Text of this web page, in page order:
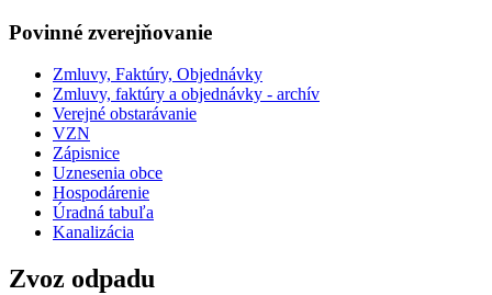
Povinné zverejňovanie
Zmluvy, Faktúry, Objednávky
Zmluvy, faktúry a objednávky - archív
Verejné obstarávanie
VZN
Zápisnice
Uznesenia obce
Hospodárenie
Úradná tabuľa
Kanalizácia
Zvoz odpadu